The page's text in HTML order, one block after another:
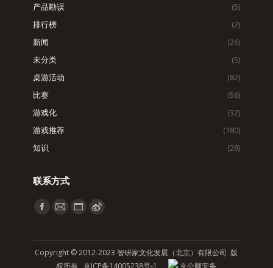
产品勘误
(5)
排行榜
(2)
新闻
(26)
未分类
(5)
桌游活动
(82)
比赛
(56)
游戏化
(32)
游戏推荐
(180)
知识
(28)
联系方式
找到我们：
Facebook
in
Mail
in
WebsiteWeibo
in
Copyright © 2012-2023 智研家文化发展（北京）有限公司 版
权所有京ICP备14005238号-1 京公网安备